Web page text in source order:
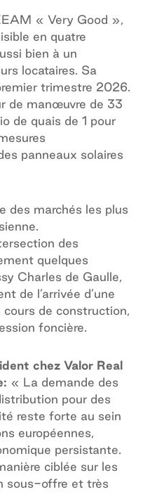
« Very Good »,
en quatre
bien à un
locataires. Sa
trimestre 2026.
de manœuvre de 33
de quais de 1 pour
panneaux solaires
marchés les plus
des
quelques
Charles de Gaulle,
de l’arrivée d’une
de construction,
foncière.
chez Valor Real
« La demande des
pour des
reste forte au sein
européennes,
persistante.
ciblée sur les
sous-offre et très